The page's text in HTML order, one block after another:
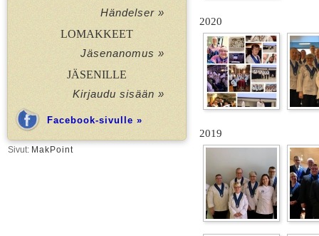
Händelser »
LOMAKKEET
Jäsenanomus »
JÄSENILLE
Kirjaudu sisään »
Facebook-sivulle »
Sivut: MakPoint
2020
2019